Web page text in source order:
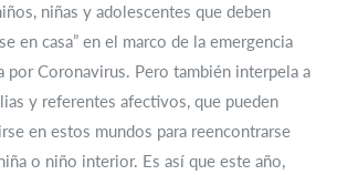
niñas y adolescentes que deben
en casa” en el marco de la emergencia
por Coronavirus. Pero también interpela a
y referentes afectivos, que pueden
en estos mundos para reencontrarse
o niño interior. Es así que este año,